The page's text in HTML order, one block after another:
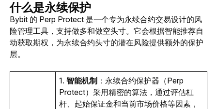
什么是永续保护
Bybit 的 Perp Protect 是一个专为永续合约交易设计的风
险管理工具，支持做多和做空头寸。它会根据智能推荐自
动获取期权，为永续合约头寸的潜在风险提供额外的保护
层。
1. 智能机制 ：永续合约保护器（Perp
Protect）采用精密的算法，通过评估杠
杆、起始保证金和当前市场价格等因素，